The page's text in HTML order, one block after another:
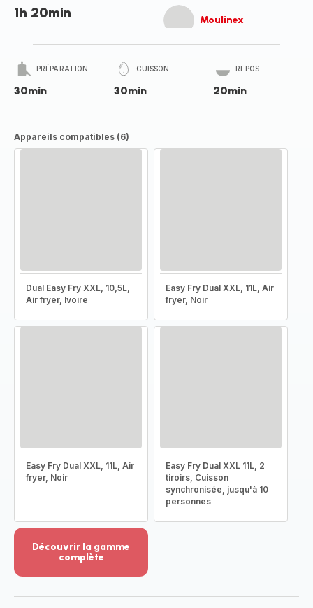
1h 20min Moulinex
PRÉPARATION
30min
CUISSON
30min
REPOS
20min
Appareils compatibles (6)
Dual Easy Fry XXL, 10,5L,
Air fryer, Ivoire
Easy Fry Dual XXL, 11L, Air
fryer, Noir
Easy Fry Dual XXL, 11L, Air
fryer, Noir
Easy Fry Dual XXL 11L, 2
tiroirs, Cuisson
synchronisée, jusqu'à 10
personnes
Découvrir la gamme
complète
-